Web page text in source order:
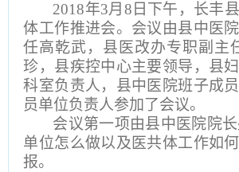
2018年3月8日下午，长丰
体工作推进会。会议由县中医
任高乾武，县医改办专职副主
珍，县疾控中心主要领导，县
科室负责人，县中医院班子成
员单位负责人参加了会议。
会议第一项由县中医院院
单位怎么做以及医共体工作如
报。